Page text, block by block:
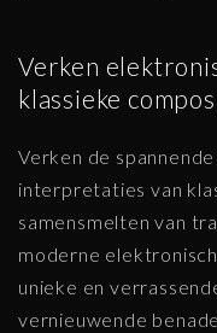
Verken
klassieke
Verken de
interpretaties van
samensmelten van
moderne
unieke en
vernieuwende